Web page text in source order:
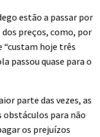
estão a passar por
preços, como, por
“custam hoje três
passou quase para o
parte das vezes, as
obstáculos para não
os prejuízos